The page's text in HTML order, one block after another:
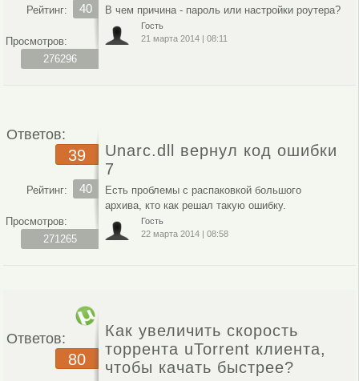
Рейтинг: 40
Просмотров:
276296
В чем причина - пароль или настройки роутера?
Гость
21 марта 2014| 08:11
Ответов:
39
Рейтинг: 40
Просмотров:
271265
Unarc.dll вернул код ошибки
7
Есть проблемы с распаковкой большого
архива, кто как решал такую ошибку.
Гость
22 марта 2014| 08:58
Ответов:
80
Как увеличить скорость
торрента uTorrent клиента,
чтобы качать быстрее?